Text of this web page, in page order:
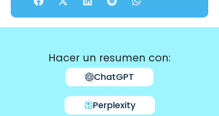
Hacer un resumen con:
ChatGPT
Perplexity